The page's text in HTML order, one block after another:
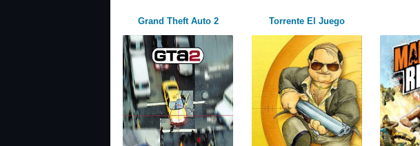
Grand Theft Auto 2 Torrente El Juego